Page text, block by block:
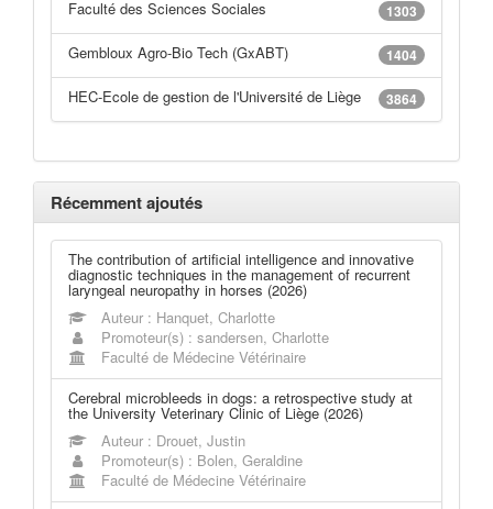
Faculté des Sciences Sociales 1303
Gembloux Agro-Bio Tech (GxABT) 1404
HEC-Ecole de gestion de l'Université de Liège 3864
Récemment ajoutés
The contribution of artificial intelligence and innovative
diagnostic techniques in the management of recurrent
laryngeal neuropathy in horses (2026)
Auteur : Hanquet, Charlotte
Promoteur(s) : sandersen, Charlotte
Faculté de Médecine Vétérinaire
Cerebral microbleeds in dogs: a retrospective study at
the University Veterinary Clinic of Liège (2026)
Auteur : Drouet, Justin
Promoteur(s) : Bolen, Geraldine
Faculté de Médecine Vétérinaire